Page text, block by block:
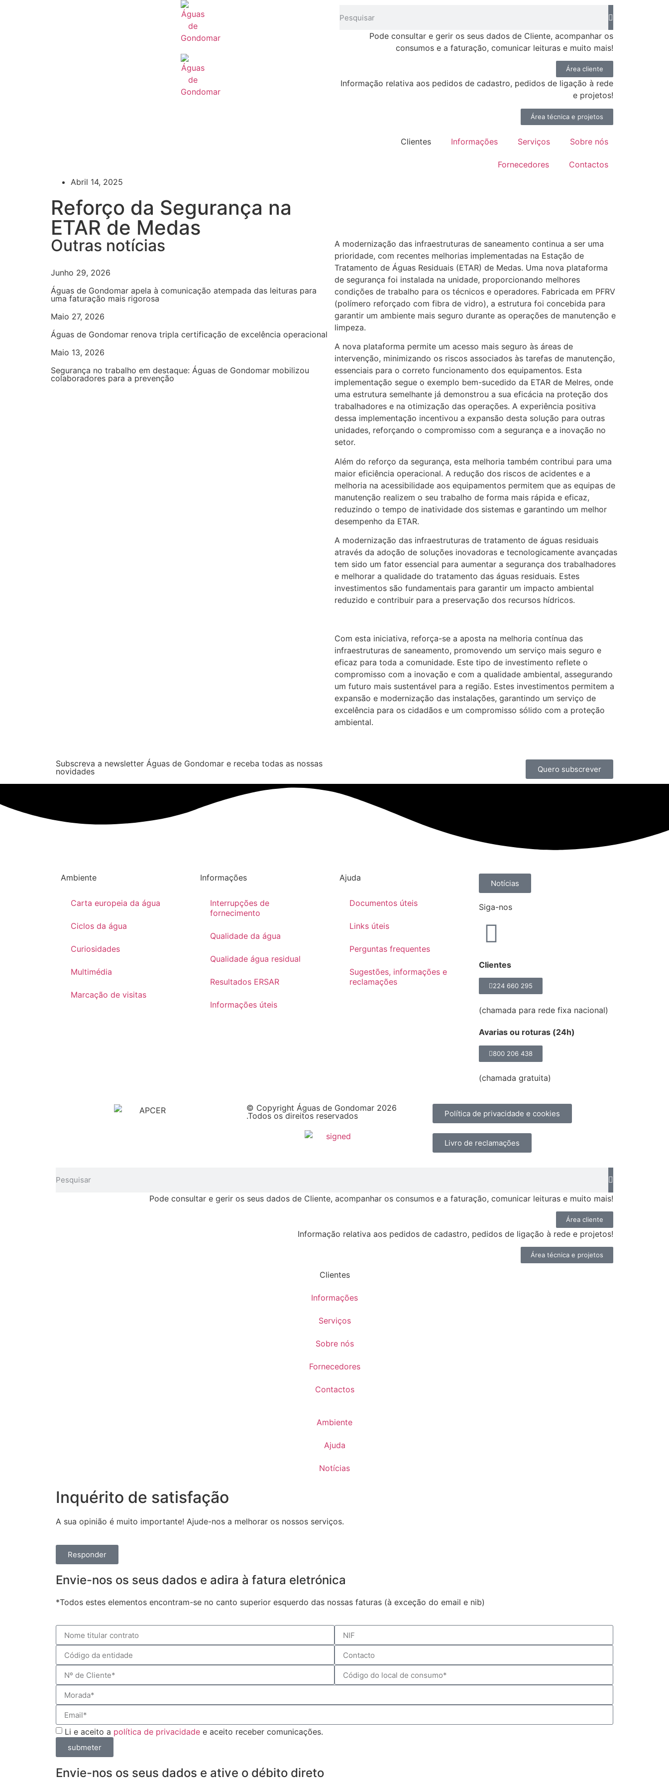
Pode consultar e gerir os seus dados de Cliente, acompanhar os
consumos e a faturação, comunicar leituras e muito mais!
Área cliente
Informação relativa aos pedidos de cadastro, pedidos de ligação à rede
e projetos!
Área técnica e projetos
Clientes Informações Serviços Sobre nós
Fornecedores
Contactos
Abril 14, 2025
Reforço da Segurança na
ETAR de Medas
Outras notícias
Junho 29, 2026
Águas de Gondomar apela à comunicação atempada das leituras para
uma faturação mais rigorosa
Maio 27, 2026
Águas de Gondomar renova tripla certificação de excelência operacional
Maio 13, 2026
Segurança no trabalho em destaque: Águas de Gondomar mobilizou
colaboradores para a prevenção
A modernização das infraestruturas de saneamento continua a ser uma
prioridade, com recentes melhorias implementadas na Estação de
Tratamento de Águas Residuais (ETAR) de Medas. Uma nova plataforma
de segurança foi instalada na unidade, proporcionando melhores
condições de trabalho para os técnicos e operadores. Fabricada em PFRV
(polímero reforçado com fibra de vidro), a estrutura foi concebida para
garantir um ambiente mais seguro durante as operações de manutenção e
limpeza.
A nova plataforma permite um acesso mais seguro às áreas de
intervenção, minimizando os riscos associados às tarefas de manutenção,
essenciais para o correto funcionamento dos equipamentos. Esta
implementação segue o exemplo bem-sucedido da ETAR de Melres, onde
uma estrutura semelhante já demonstrou a sua eficácia na proteção dos
trabalhadores e na otimização das operações. A experiência positiva
dessa implementação incentivou a expansão desta solução para outras
unidades, reforçando o compromisso com a segurança e a inovação no
setor.
Além do reforço da segurança, esta melhoria também contribui para uma
maior eficiência operacional. A redução dos riscos de acidentes e a
melhoria na acessibilidade aos equipamentos permitem que as equipas de
manutenção realizem o seu trabalho de forma mais rápida e eficaz,
reduzindo o tempo de inatividade dos sistemas e garantindo um melhor
desempenho da ETAR.
A modernização das infraestruturas de tratamento de águas residuais
através da adoção de soluções inovadoras e tecnologicamente avançadas
tem sido um fator essencial para aumentar a segurança dos trabalhadores
e melhorar a qualidade do tratamento das águas residuais. Estes
investimentos são fundamentais para garantir um impacto ambiental
reduzido e contribuir para a preservação dos recursos hídricos.
Com esta iniciativa, reforça-se a aposta na melhoria contínua das
infraestruturas de saneamento, promovendo um serviço mais seguro e
eficaz para toda a comunidade. Este tipo de investimento reflete o
compromisso com a inovação e com a qualidade ambiental, assegurando
um futuro mais sustentável para a região. Estes investimentos permitem a
expansão e modernização das instalações, garantindo um serviço de
excelência para os cidadãos e um compromisso sólido com a proteção
ambiental.
Subscreva a newsletter Águas de Gondomar e receba todas as nossas
novidades
Quero subscrever
Ambiente
Carta europeia da água
Ciclos da água
Curiosidades
Multimédia
Marcação de visitas
Informações
Interrupções de
fornecimento
Qualidade da água
Qualidade água residual
Resultados ERSAR
Informações úteis
Ajuda
Documentos úteis
Links úteis
Perguntas frequentes
Sugestões, informações e
reclamações
Notícias
Siga-nos
Clientes
224 660 295
(chamada para rede fixa nacional)
Avarias ou roturas (24h)
800 206 438
(chamada gratuita)
© Copyright Águas de Gondomar 2026
.Todos os direitos reservados
Política de privacidade e cookies
Livro de reclamações
Pode consultar e gerir os seus dados de Cliente, acompanhar os consumos e a faturação, comunicar leituras e muito mais!
Área cliente
Informação relativa aos pedidos de cadastro, pedidos de ligação à rede e projetos!
Área técnica e projetos
Clientes
Informações
Serviços
Sobre nós
Fornecedores
Contactos
Ambiente
Ajuda
Notícias
Inquérito de satisfação
A sua opinião é muito importante! Ajude-nos a melhorar os nossos serviços.
Responder
Envie-nos os seus dados e adira à fatura eletrónica
*Todos estes elementos encontram-se no canto superior esquerdo das nossas faturas (à exceção do email e nib)
Li e aceito a política de privacidade e aceito receber comunicações.
submeter
Envie-nos os seus dados e ative o débito direto